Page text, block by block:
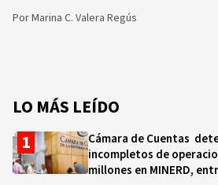
PorMarina C. Valera Regús
LO MÁS LEÍDO
Cámara de Cuentas
incompletos de
millones en MINERD,